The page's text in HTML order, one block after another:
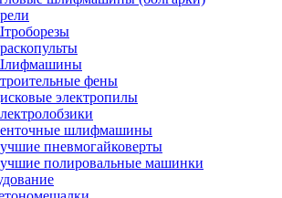
фены
электропилы
шлифмашины
пневмогайковерты
полировальные машинки